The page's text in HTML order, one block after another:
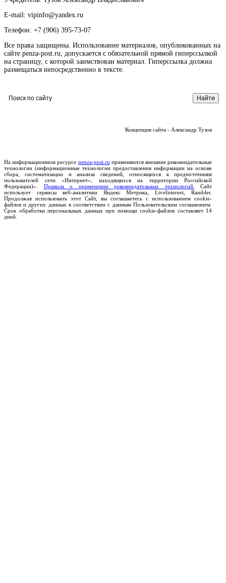
E-mail: vipinfo@yandex.ru
Телефон: +7 (906) 395-73-07
Все права защищены. Использование материалов, опубликованных на
сайте penza-post.ru, допускается с обязательной прямой гиперссылкой
на страницу, с которой заимствован материал. Гиперссылка должна
размещаться непосредственно в тексте.
Концепция сайта - Александр Тузов
На информационном ресурсе penza-post.ru применяются внешние рекомендательные
технологии (информационные технологии предоставления информации на основе
сбора, систематизации и анализа сведений, относящихся к предпочтениям
пользователей сети «Интернет», находящихся на территории Российской
Федерации)». Правила о применении рекомендательных технологий.
Сайт
использует сервисы веб-аналитики Яндекс Метрика, LiveInternet, Rambler.
Продолжая использовать этот Сайт, вы соглашаетесь с использованием cookie-
файлов и других данных в соответствии с данным Пользовательским соглашением.
Срок обработки персональных данных при помощи cookie-файлов составляет 14
дней.